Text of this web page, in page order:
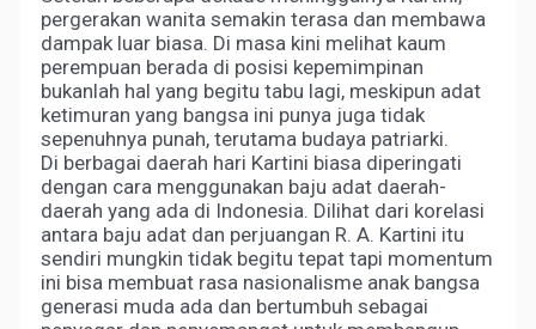
pergerakan wanita semakin terasa dan membawa
dampak luar biasa. Di masa kini melihat kaum
perempuan berada di posisi kepemimpinan
bukanlah hal yang begitu tabu lagi, meskipun adat
ketimuran yang bangsa ini punya juga tidak
sepenuhnya punah, terutama budaya patriarki.
Di berbagai daerah hari Kartini biasa diperingati
dengan cara menggunakan baju adat daerah-
daerah yang ada di Indonesia. Dilihat dari korelasi
antara baju adat dan perjuangan R. A. Kartini itu
sendiri mungkin tidak begitu tepat tapi momentum
ini bisa membuat rasa nasionalisme anak bangsa
generasi muda ada dan bertumbuh sebagai